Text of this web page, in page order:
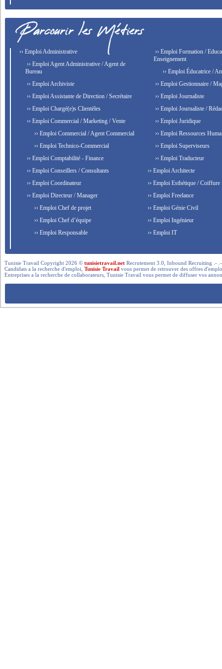
›› Emploi Administrative
›› Emploi Agent Administrative / Agent de
Bureau
›› Emploi Archiviste
›› Emploi Assistante de Direction / Secrétaire
›› Emploi Chargé(e)s Clientèles
›› Emploi Commercial / Marketing / Vente
›› Emploi Commercial / Agent Commercial
›› Emploi Technico-Commercial
›› Emploi Comptabilité - Finance
›› Emploi Conseillers / Consultants
›› Emploi Coordinateur
›› Emploi Directeur / Manager
›› Emploi Chef de projet
›› Emploi Chef d’équipe
›› Emploi Responsable
›› Emploi Formation /
Enseignement
›› Emploi Éducatrice /
›› Emploi Gestionnaire /
›› Emploi Journaliste
›› Emploi Journaliste /
›› Emploi Juridique
›› Emploi Ressources
›› Emploi Superviseurs
›› Emploi Traducteur
›› Emploi Architecte
›› Emploi Esthétique / Coiffure
›› Emploi Freelance
›› Emploi Génie Civil
›› Emploi Ingénieur
›› Emploi IT
Tunisie Travail Copyright 2026 ©tunisietravail.net Recrutement 3.0, Inbound Recruiting .-
Candidats a la recherche d'emploi,Tunisie Travail vous permet de retrouver des offres
Entreprises a la recherche de collaborateurs, Tunisie Travail vous permet de diffuser vos